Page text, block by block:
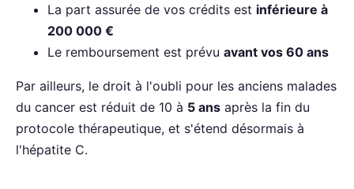
La part assurée de vos crédits est inférieure à
200 000 €
Le remboursement est prévu avant vos 60 ans
Par ailleurs, le droit à l'oubli pour les anciens malades
du cancer est réduit de 10 à 5 ans après la fin du
protocole thérapeutique, et s'étend désormais à
l'hépatite C.